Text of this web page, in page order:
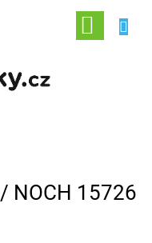
NÁKUPNÍ
KOŠÍK
NOCH 15726